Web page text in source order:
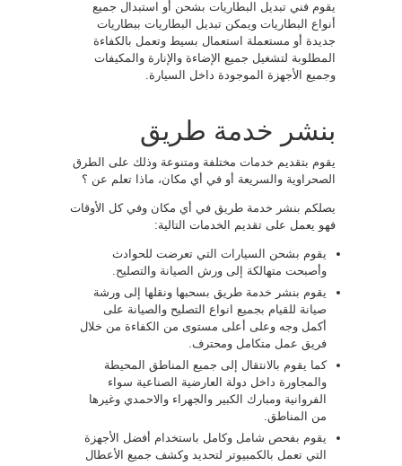
يقوم فني تبديل البطاريات بشحن أو استبدال جميع
أنواع البطاريات ويمكن تبديل البطاريات ببطاريات
جديدة أو مستعملة استعمال بسيط وتعمل بالكفاءة
المطلوبة لتشغيل جميع الإضاءة والإنارة والمكيفات
وجميع الأجهزة الموجودة داخل السيارة.
بنشر خدمة طريق
يقوم بتقديم خدمات مختلفة ومتنوعة وذلك على الطرق
الصحراوية والسريعة أو في أي مكان، ماذا تعلم عن ؟
يصلكم بنشر خدمة طريق في أي مكان وفي كل الأوقات
فهو يعمل على تقديم الخدمات التالية:
يقوم بشحن السيارات التي تعرضت للحوادث
وأصبحت متهالكة إلى ورش الصيانة والتصليح.
يقوم بنشر خدمة طريق بسحبها ونقلها إلى ورشة
صيانة للقيام بجميع انواع التصليح والصيانة على
أكمل وجه وعلى أعلى مستوى من الكفاءة من خلال
فريق عمل متكامل ومحترف.
كما يقوم بالانتقال إلى جميع المناطق المحيطة
والمجاورة داخل دولة العارضية الصناعية سواء
الفروانية ومبارك الكبير والجهراء والاحمدي وغيرها
من المناطق.
يقوم بفحص شامل وكامل باستخدام أفضل الأجهزة
التي تعمل بالكمبيوتر لتحديد وكشف جميع الأعطال